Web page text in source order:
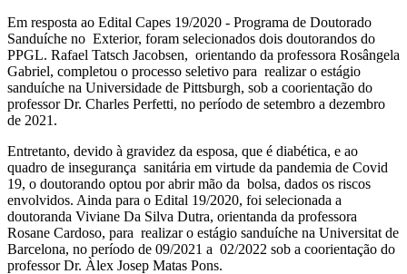
Em resposta ao Edital Capes 19/2020 - Programa de Doutorado
Sanduíche no Exterior, foram selecionados dois doutorandos do
PPGL. Rafael Tatsch Jacobsen, orientando da professora Rosângela
Gabriel, completou o processo seletivo para realizar o estágio
sanduíche na Universidade de Pittsburgh, sob a coorientação do
professor Dr. Charles Perfetti, no período de setembro a dezembro
de 2021.
Entretanto, devido à gravidez da esposa, que é diabética, e ao
quadro de insegurança sanitária em virtude da pandemia de Covid
19, o doutorando optou por abrir mão da bolsa, dados os riscos
envolvidos. Ainda para o Edital 19/2020, foi selecionada a
doutoranda Viviane Da Silva Dutra, orientanda da professora
Rosane Cardoso, para realizar o estágio sanduíche na Universitat de
Barcelona, no período de 09/2021 a 02/2022 sob a coorientação do
professor Dr. Àlex Josep Matas Pons.